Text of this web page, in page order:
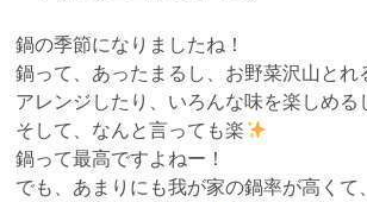
鍋の季節になりましたね！
鍋って、あったまるし、お野菜沢山とれ
アレンジしたり、いろんな味を楽しめる
そして、なんと言っても楽
鍋って最高ですよねー！
でも、あまりにも我が家の鍋率が高くて、